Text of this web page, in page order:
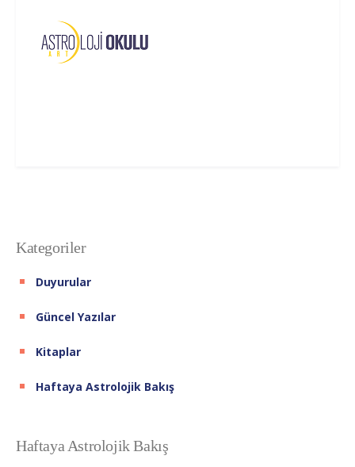
Kategoriler
Duyurular
Güncel Yazılar
Kitaplar
Haftaya Astrolojik Bakış
Haftaya Astrolojik Bakış